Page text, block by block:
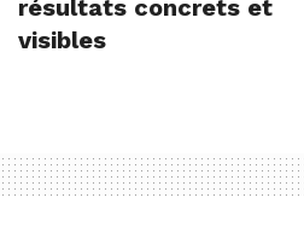
résultats concrets et
visibles